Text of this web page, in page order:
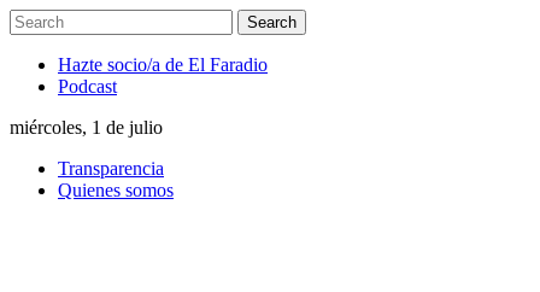
Hazte socio/a de El Faradio
Podcast
miércoles, 1 de julio
Transparencia
Quienes somos